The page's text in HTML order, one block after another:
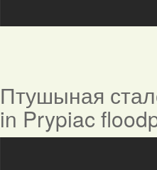
Птушыная
in Prypiac